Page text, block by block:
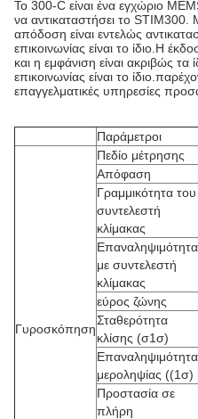
Το 300-C είναι ένα εγχώριο
να αντικαταστήσει το
απόδοση είναι εντελώς
επικοινωνίας είναι το ίδιο.Η
και η εμφάνιση είναι ακριβώς τα
επικοινωνίας είναι το
επαγγελματικές υπηρεσίες
Παράμετροι
Γυροσκόπηση
Πεδίο μέτρησης
Απόφαση
Γραμμικότητα του
συντελεστή
κλίμακας
Επαναληψιμότητα
με συντελεστή
κλίμακας
εύρος ζώνης
Σταθερότητα
κλίσης (σ1σ)
Επαναληψιμότητα
μεροληψίας ((1σ)
Προστασία σε
πλήρη